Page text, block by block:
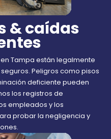
& caídas
Tampa están legalmente
Peligros como pisos
deficiente pueden
los registros de
empleados y los
probar la negligencia y